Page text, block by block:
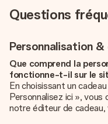
Questions
Personnalisation
Que comprend la
fonctionne-t-il sur le
En choisissant un
Personnalisez ici »,
notre éditeur de